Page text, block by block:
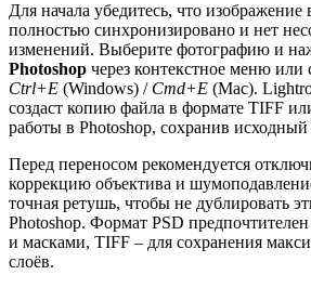
Для начала убедитесь, что
полностью синхронизировано и нет
изменений. Выберите фотографию и
Photoshop через контекстное меню или
Ctrl+E (Windows) / Cmd+E (Mac).
создаст копию файла в формате TIFF
работы в Photoshop, сохранив
Перед переносом рекомендуется
коррекцию объектива и
точная ретушь, чтобы не дублировать
Photoshop. Формат PSD
и масками, TIFF – для сохранения
слоёв.